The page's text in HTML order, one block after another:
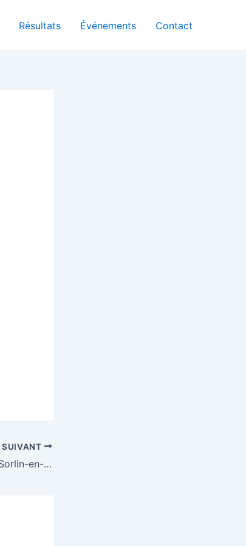
Résultats Événements Contact
SUIVANT
7ème StSo Course à StSorlin-en-Bugey